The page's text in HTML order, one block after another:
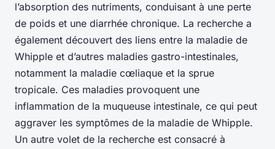
l’absorption des nutriments, conduisant à une perte
de poids et une diarrhée chronique. La recherche a
également découvert des liens entre la maladie de
Whipple et d’autres maladies gastro-intestinales,
notamment la maladie cœliaque et la sprue
tropicale. Ces maladies provoquent une
inflammation de la muqueuse intestinale, ce qui peut
aggraver les symptômes de la maladie de Whipple.
Un autre volet de la recherche est consacré à